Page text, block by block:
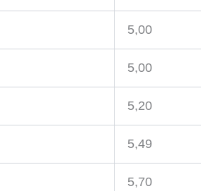
5,00
5,00
5,20
5,49
5,70